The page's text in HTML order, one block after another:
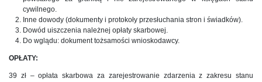
cywilnego.
Inne dowody (dokumenty i protokoły przesłuchania stron i świadków).
Dowód uiszczenia należnej opłaty skarbowej.
Do wglądu: dokument tożsamości wnioskodawcy.
OPŁATY:
39 zł – opłata skarbowa za zarejestrowanie zdarzenia z zakresu stanu